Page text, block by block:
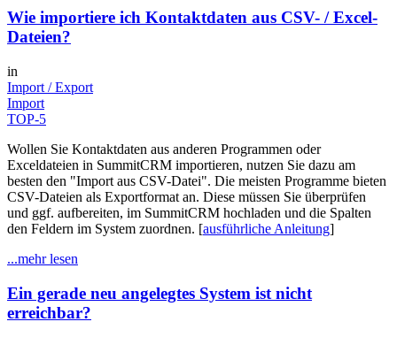
Wie importiere ich Kontaktdaten aus CSV- / Excel-
Dateien?
in
Import / Export
Import
TOP-5
Wollen Sie Kontaktdaten aus anderen Programmen oder
Exceldateien in SummitCRM importieren, nutzen Sie dazu am
besten den "Import aus CSV-Datei". Die meisten Programme bieten
CSV-Dateien als Exportformat an. Diese müssen Sie überprüfen
und ggf. aufbereiten, im SummitCRM hochladen und die Spalten
den Feldern im System zuordnen. [ausführliche Anleitung]
...mehr lesen
Ein gerade neu angelegtes System ist nicht
erreichbar?